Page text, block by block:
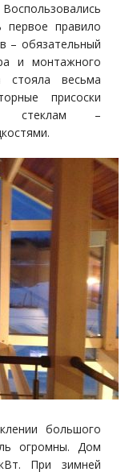
первое правило
– обязательный
и монтажного
стояла весьма
присоски
к стеклам –
большого
огромны. Дом
При зимней